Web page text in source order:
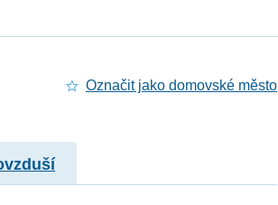
Označit jako domovské město